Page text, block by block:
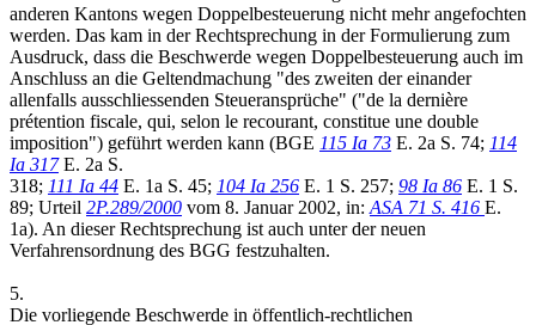
anderen Kantons wegen Doppelbesteuerung nicht mehr angefochten
werden. Das kam in der Rechtsprechung in der Formulierung zum
Ausdruck, dass die Beschwerde wegen Doppelbesteuerung auch im
Anschluss an die Geltendmachung "des zweiten der einander
allenfalls ausschliessenden Steueransprüche" ("de la dernière
prétention fiscale, qui, selon le recourant, constitue une double
imposition") geführt werden kann (BGE 115 Ia 73 E. 2a S. 74; 114
Ia 317E. 2a S.
318; 111 Ia 44 E. 1a S. 45; 104 Ia 256 E. 1 S. 257; 98 Ia 86 E. 1 S.
89; Urteil 2P.289/2000 vom 8. Januar 2002, in: ASA 71 S. 416 E.
1a). An dieser Rechtsprechung ist auch unter der neuen
Verfahrensordnung des BGG festzuhalten.
5.
Die vorliegende Beschwerde in öffentlich-rechtlichen